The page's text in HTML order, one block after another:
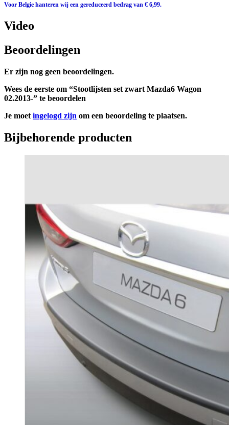
Voor Belgie hanteren wij een gereduceerd bedrag van € 6,99.
Video
Beoordelingen
Er zijn nog geen beoordelingen.
Wees de eerste om “Stootlijsten set zwart Mazda6 Wagon
02.2013-” te beoordelen
Je moet ingelogd zijn om een beoordeling te plaatsen.
Bijbehorende producten